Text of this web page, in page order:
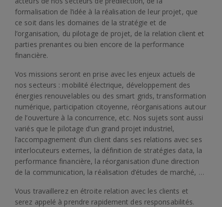
formalisation de l’idée à la réalisation de leur projet, que
ce soit dans les domaines de la stratégie et de
l’organisation, du pilotage de projet, de la relation client et
parties prenantes ou bien encore de la performance
financière.
Vos missions seront en prise avec les enjeux actuels de
nos secteurs : mobilité électrique, développement des
énergies renouvelables ou des smart grids, transformation
numérique, participation citoyenne, réorganisations autour
de l’ouverture à la concurrence, etc. Nos sujets sont aussi
variés que le pilotage d’un grand projet industriel,
l’accompagnement d’un client dans ses relations avec ses
interlocuteurs externes, la définition de stratégies data, la
performance financière, la réorganisation d’une direction
de la communication, la réalisation d’études de marché, …
Vous travaillerez en étroite relation avec les clients et
serez appelé à prendre rapidement des responsabilités.